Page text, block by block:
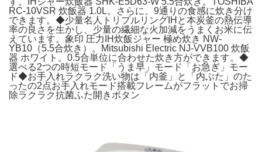
RC-10VSR 炊飯器 1.0L。さらに、9通りの食感に炊き分け
できます。◆少量名人トリプルリングIHと本炭釜の熱伝導
率の良さを生かし、少量の繊細な火加減をうまくお米に伝
えています。象印 圧力IH炊飯ジャー 極め炊き NW-
YB10（5.5合炊き）。Mitsubishi Electric NJ-VVB100 炊飯
器 ホワイト。0.5合単位に合わせた炊き方ができます。◆
選べる2つの時短モード「うま早」モード「お急ぎ」モー
ド◆お手入れラクラク洗い物は「内釜」と「内ぶた」のた
ったの2点お手入れモード搭載フレームがフラットでお掃
除ラクラク抗菌ふた開きボタン